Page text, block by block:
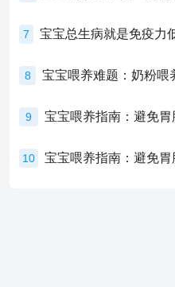
7
8
9 宝宝喂养指南：避免
10 宝宝喂养指南：避免